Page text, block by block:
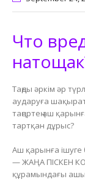
Что
Таңды әркім әр
аударуға
таңертең аш
тартқан дұрыс?
Аш қарынға
— ЖАҢА ПІСКЕН
құрамындағы